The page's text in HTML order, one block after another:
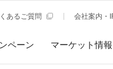
あるご質問 会社案内・
ペーン マーケット情報